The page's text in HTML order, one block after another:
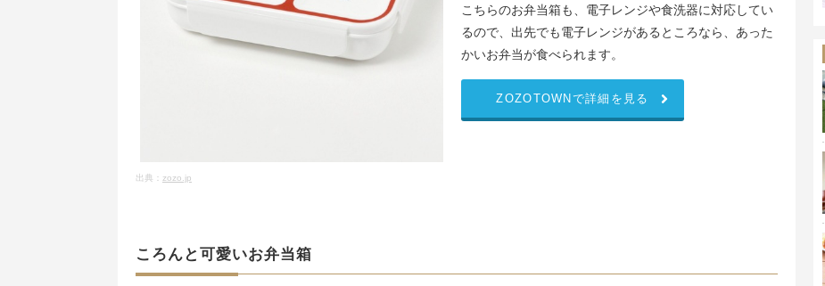
出典： zozo.jp
こちらのお弁当箱も、電子レンジや食洗器に対応してい
るので、出先でも電子レンジがあるところなら、あった
かいお弁当が食べられます。
ZOZOTOWNで詳細を見る
ころんと可愛いお弁当箱